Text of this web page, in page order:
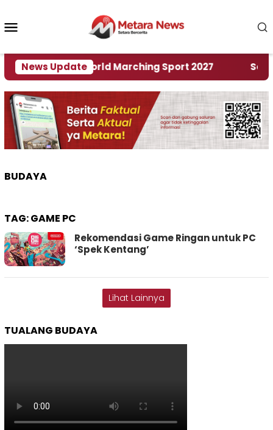
konten
News Update
Rumah World Marching Sport 2027 ‎Soal
BUDAYA
TAG:GAME PC
Rekomendasi Game Ringan untuk PC
‘Spek Kentang’
Lihat Lainnya
TUALANG BUDAYA